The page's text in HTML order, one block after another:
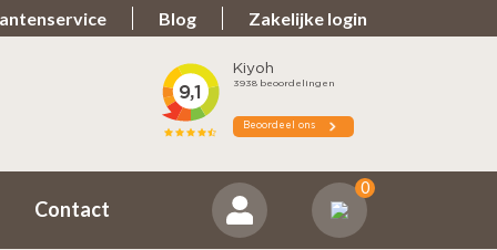
Blog Zakelijke login
Contact
0
Spullen teveel?